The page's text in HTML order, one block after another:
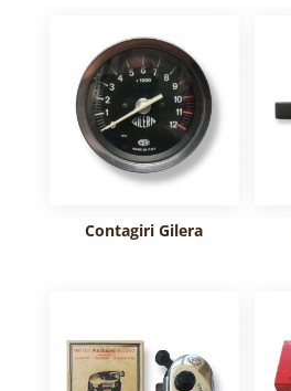
Contagiri Gilera